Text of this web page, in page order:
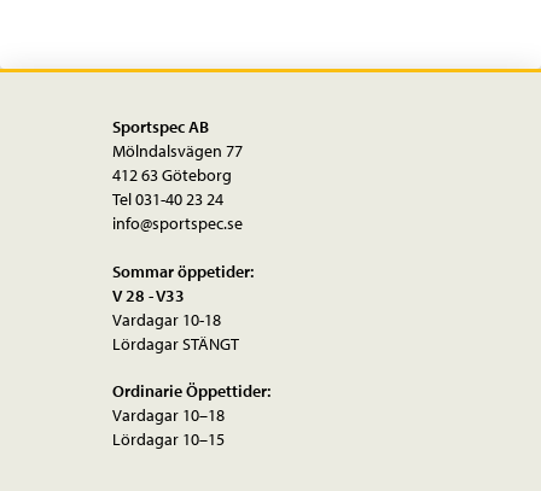
Sportspec AB
Mölndalsvägen 77
412 63 Göteborg
Tel 031-40 23 24
info@sportspec.se
Sommar öppetider:
V 28 - V33
Vardagar 10-18
Lördagar STÄNGT
Ordinarie Öppettider:
Vardagar 10–18
Lördagar 10–15